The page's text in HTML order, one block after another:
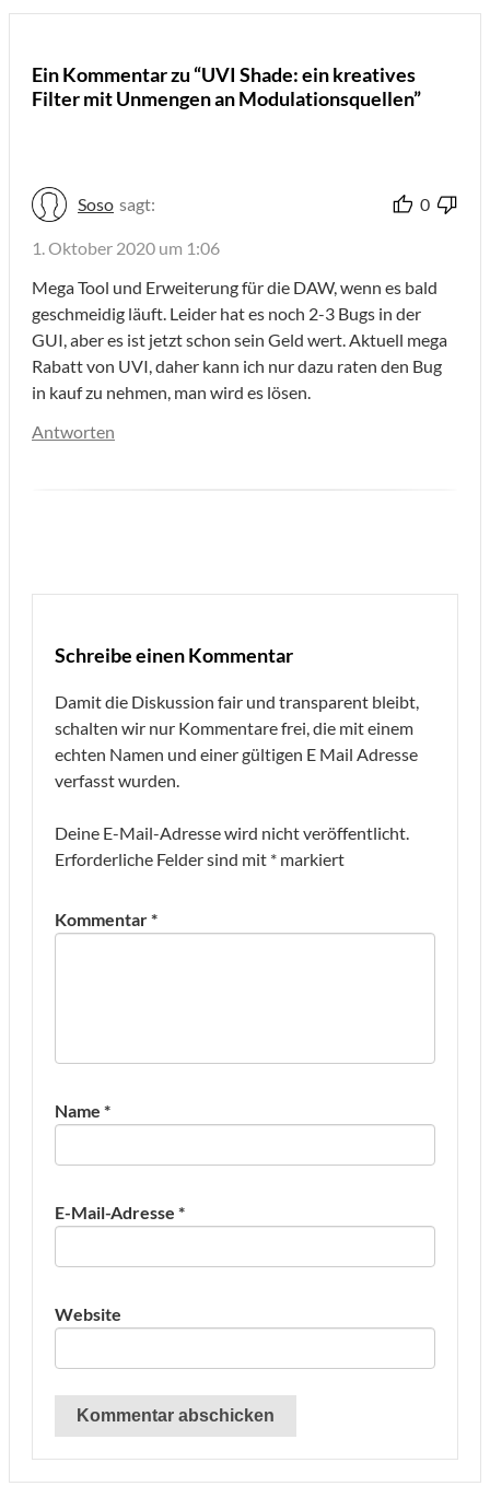
Ein Kommentar zu “UVI Shade: ein kreatives
Filter mit Unmengen an Modulationsquellen”
Soso sagt: 0
1. Oktober 2020 um 1:06
Mega Tool und Erweiterung für die DAW, wenn es bald
geschmeidig läuft. Leider hat es noch 2-3 Bugs in der
GUI, aber es ist jetzt schon sein Geld wert. Aktuell mega
Rabatt von UVI, daher kann ich nur dazu raten den Bug
in kauf zu nehmen, man wird es lösen.
Antworten
Schreibe einen Kommentar
Damit die Diskussion fair und transparent bleibt,
schalten wir nur Kommentare frei, die mit einem
echten Namen und einer gültigen E Mail Adresse
verfasst wurden.
Deine E-Mail-Adresse wird nicht veröffentlicht.
Erforderliche Felder sind mit * markiert
Kommentar*
Name *
E-Mail-Adresse *
Website